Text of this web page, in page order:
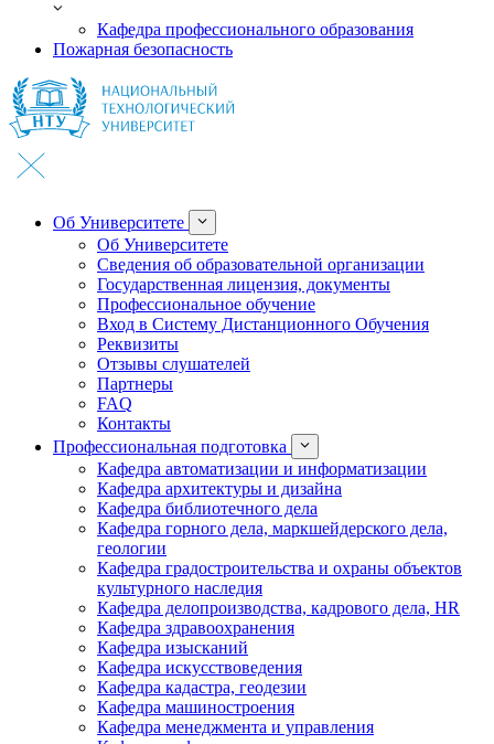
Кафедра профессионального образования
Пожарная безопасность
Об Университете
Об Университете
Сведения об образовательной организации
Государственная лицензия, документы
Профессиональное обучение
Вход в Систему Дистанционного Обучения
Реквизиты
Отзывы слушателей
Партнеры
FAQ
Контакты
Профессиональная подготовка
Кафедра автоматизации и информатизации
Кафедра архитектуры и дизайна
Кафедра библиотечного дела
Кафедра горного дела, маркшейдерского дела,
геологии
Кафедра градостроительства и охраны объектов
культурного наследия
Кафедра делопроизводства, кадрового дела, HR
Кафедра здравоохранения
Кафедра изысканий
Кафедра искусствоведения
Кафедра кадастра, геодезии
Кафедра машиностроения
Кафедра менеджмента и управления